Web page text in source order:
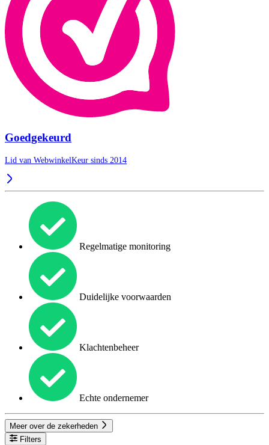
Goedgekeurd
Lid van WebwinkelKeur sinds 2014
Regelmatige monitoring
Duidelijke voorwaarden
Klachtenbeheer
Echte ondernemer
Meer over de zekerheden
Filters